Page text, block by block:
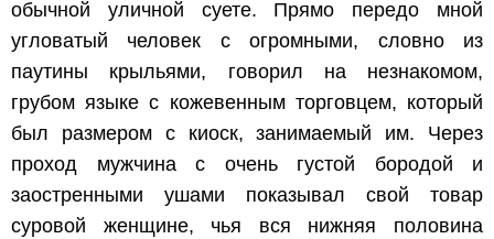
обычной уличной суете. Прямо передо мной
угловатый человек с огромными, словно из
паутины крыльями, говорил на незнакомом,
грубом языке с кожевенным торговцем, который
был размером с киоск, занимаемый им. Через
проход мужчина с очень густой бородой и
заостренными ушами показывал свой товар
суровой женщине, чья вся нижняя половина